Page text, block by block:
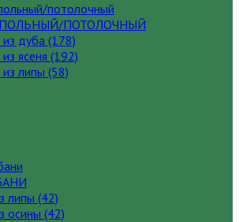
ПОТОЛОЧНЫЙ
из дуба (178)
ясеня (192)
липы (58)
липы (42)
осины (42)